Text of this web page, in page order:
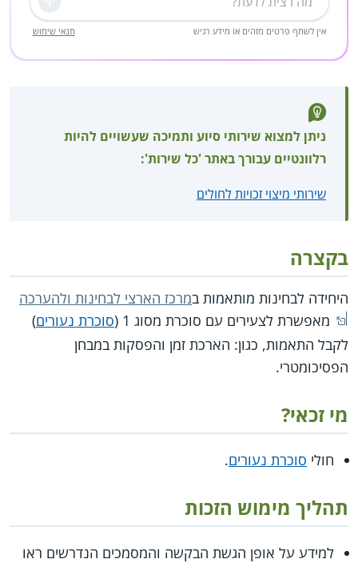
שליחה
אין לשתף פרטים מזהים או מידע רגיש תנאי שימוש
ניתן למצוא שירותי סיוע ותמיכה שעשויים להיות
רלוונטיים עבורך באתר 'כל שירות':
שירותי מיצוי זכויות לחולים
בקצרה
היחידה לבחינות מותאמות במרכז הארצי לבחינות ולהערכה
מאפשרת לצעירים עם סוכרת מסוג 1 (
סוכרת נעורים)
לקבל התאמות, כגון: הארכת זמן והפסקות במבחן
הפסיכומטרי.
מי זכאי?
חולי סוכרת נעורים.
תהליך מימוש הזכות
למידע על אופן הגשת הבקשה והמסמכים הנדרשים ראו